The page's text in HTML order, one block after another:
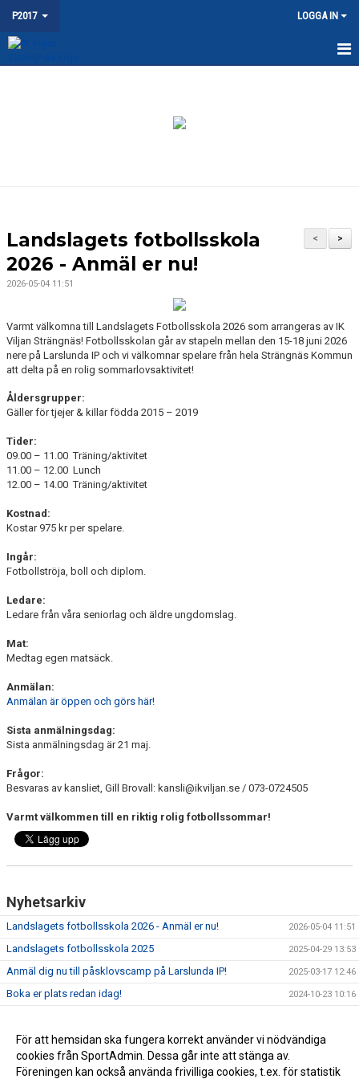
P2017 LOGGA IN
DOKUMENT
KONTAKT
>
<
Landslagets fotbollsskola
2026 - Anmäl er nu!
2026-05-04 11:51
Varmt välkomna till Landslagets Fotbollsskola 2026 som arrangeras av IK
Viljan Strängnäs! Fotbollsskolan går av stapeln mellan den 15-18 juni 2026
nere på Larslunda IP och vi välkomnar spelare från hela Strängnäs Kommun
att delta på en rolig sommarlovsaktivitet!
Åldersgrupper:
Gäller för tjejer & killar födda 2015 – 2019
Tider:
09.00 – 11.00 Träning/aktivitet
11.00 – 12.00 Lunch
12.00 – 14.00 Träning/aktivitet
Kostnad:
Kostar 975 kr per spelare.
Ingår:
Fotbollströja, boll och diplom.
Ledare:
Ledare från våra seniorlag och äldre ungdomslag.
Mat:
Medtag egen matsäck.
Anmälan:
Anmälan är öppen och görs här!
Sista anmälningsdag:
Sista anmälningsdag är 21 maj.
Frågor:
Besvaras av kansliet, Gill Brovall: kansli@ikviljan.se / 073-0724505
Varmt välkommen till en riktig rolig fotbollssommar!
Nyhetsarkiv
Landslagets fotbollsskola 2026 - Anmäl er nu! 2026-05-04 11:51
Landslagets fotbollsskola 2025 2025-04-29 13:53
Anmäl dig nu till påsklovscamp på Larslunda IP! 2025-03-17 12:46
Boka er plats redan idag! 2024-10-23 10:16
Anmälan öppen! 2024-05-06 17:11
Påsklovscamp 2-4/4-24 2024-03-25 12:44
För att hemsidan ska fungera korrekt använder vi nödvändiga
cookies från SportAdmin. Dessa går inte att stänga av.
Föreningen kan också använda frivilliga cookies, t.ex. för statistik